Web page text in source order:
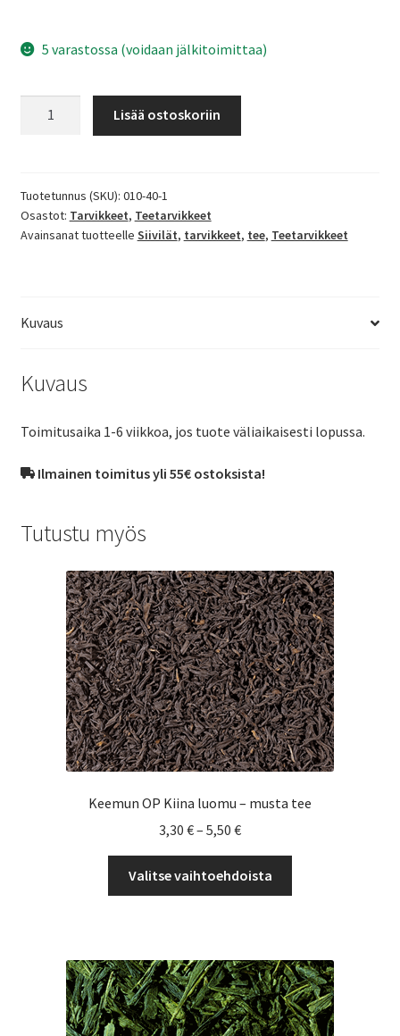
5 varastossa (voidaan jälkitoimittaa)
cm
määrä
Lisää ostoskoriin
Tuotetunnus (SKU): 010-40-1
Osastot: Tarvikkeet, Teetarvikkeet
Avainsanat tuotteelle Siivilät, tarvikkeet, tee, Teetarvikkeet
Kuvaus
Kuvaus
Toimitusaika 1-6 viikkoa, jos tuote väliaikaisesti lopussa.
Ilmainen toimitus yli 55€ ostoksista!
Tutustu myös
Keemun OP Kiina luomu – musta tee
3,30 €– 5,50 €Hintaluokka:
3,30 €
-
5,50 €
Valitse vaihtoehdoista
Voit
tehdä
valinnat